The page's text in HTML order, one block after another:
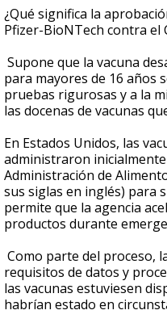
seconds
of
59
¿Qué significa la
Pfizer-BioNTech contra el
Supone que la vacuna
para mayores de 16 años
pruebas rigurosas y a la
las docenas de vacunas
En Estados Unidos, las
administraron
Administración de
sus siglas en inglés) para
permite que la agencia
productos durante
Como parte del proceso,
requisitos de datos y
las vacunas estuviesen
habrían estado en